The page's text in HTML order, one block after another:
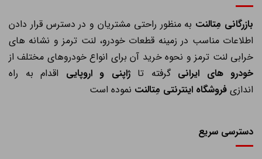
بازرگانی مِتالنتبه منظور راحتی مشتریان و در دسترس قرار دادن
اطلاعات مناسب در زمینه قطعات خودرو، لنت ترمز و نشانه های
خرابی لنت ترمز و نحوه خرید آن برای انواع خودروهای مختلف از
خودرو های ایرانیگرفته تاژاپنی و اروپاییاقدام به راه
اندازیفروشگاه اینترنتی مِتالنتنموده است
دسترسی سریع